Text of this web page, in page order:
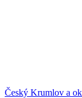
Český Krumlov a